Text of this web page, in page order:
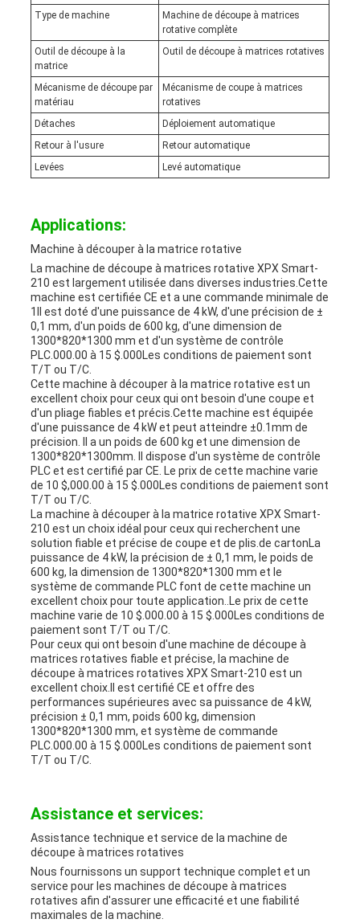
Type de machine
Machine de découpe à matrices
rotative complète
Outil de découpe à la
matrice
Outil de découpe à matrices rotatives
Mécanisme de découpe par
matériau
Mécanisme de coupe à matrices
rotatives
Détaches
Déploiement automatique
Retour à l'usure
Retour automatique
Levées
Levé automatique
Applications:
Machine à découper à la matrice rotative
La machine de découpe à matrices rotative XPX Smart-
210 est largement utilisée dans diverses industries.Cette
machine est certifiée CE et a une commande minimale de
1Il est doté d'une puissance de 4 kW, d'une précision de ±
0,1 mm, d'un poids de 600 kg, d'une dimension de
1300*820*1300 mm et d'un système de contrôle
PLC.000.00 à 15 $.000Les conditions de paiement sont
T/T ou T/C.
Cette machine à découper à la matrice rotative est un
excellent choix pour ceux qui ont besoin d'une coupe et
d'un pliage fiables et précis.Cette machine est équipée
d'une puissance de 4 kW et peut atteindre ±0.1mm de
précision. Il a un poids de 600 kg et une dimension de
1300*820*1300mm. Il dispose d'un système de contrôle
PLC et est certifié par CE. Le prix de cette machine varie
de 10 $,000.00 à 15 $.000Les conditions de paiement sont
T/T ou T/C.
La machine à découper à la matrice rotative XPX Smart-
210 est un choix idéal pour ceux qui recherchent une
solution fiable et précise de coupe et de plis.de cartonLa
puissance de 4 kW, la précision de ± 0,1 mm, le poids de
600 kg, la dimension de 1300*820*1300 mm et le
système de commande PLC font de cette machine un
excellent choix pour toute application..Le prix de cette
machine varie de 10 $.000.00 à 15 $.000Les conditions de
paiement sont T/T ou T/C.
Pour ceux qui ont besoin d'une machine de découpe à
matrices rotatives fiable et précise, la machine de
découpe à matrices rotatives XPX Smart-210 est un
excellent choix.Il est certifié CE et offre des
performances supérieures avec sa puissance de 4 kW,
précision ± 0,1 mm, poids 600 kg, dimension
1300*820*1300 mm, et système de commande
PLC.000.00 à 15 $.000Les conditions de paiement sont
T/T ou T/C.
Assistance et services:
Assistance technique et service de la machine de
découpe à matrices rotatives
Nous fournissons un support technique complet et un
service pour les machines de découpe à matrices
rotatives afin d'assurer une efficacité et une fiabilité
maximales de la machine.